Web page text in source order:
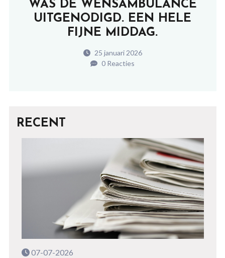
WAS DE WENSAMBULANCE
UITGENODIGD. EEN HELE
FIJNE MIDDAG.
25 januari 2026
0 Reacties
RECENT
07-07-2026